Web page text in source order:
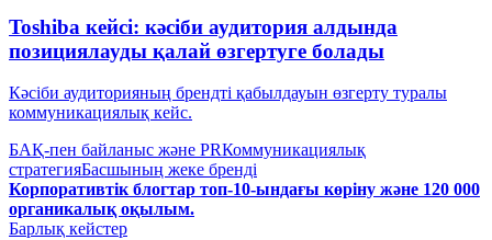
Toshiba кейсі: кәсіби аудитория алдында
позициялауды қалай өзгертуге болады
Кәсіби аудиторияның брендті қабылдауын өзгерту туралы
коммуникациялық кейс.
БАҚ-пен байланыс және PRКоммуникациялық
стратегияБасшының жеке бренді
Корпоративтік блогтар топ-10-ындағы көріну және 120 000
органикалық оқылым.
Барлық кейстер